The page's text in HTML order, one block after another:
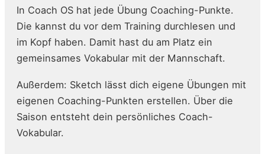
In Coach OS hat jede Übung Coaching-Punkte.
Die kannst du vor dem Training durchlesen und
im Kopf haben. Damit hast du am Platz ein
gemeinsames Vokabular mit der Mannschaft.
Außerdem: Sketch lässt dich eigene Übungen mit
eigenen Coaching-Punkten erstellen. Über die
Saison entsteht dein persönliches Coach-
Vokabular.